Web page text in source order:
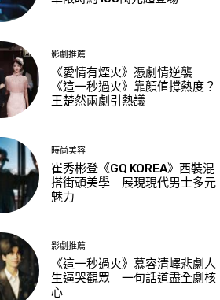
影劇推薦
《愛情有煙火》憑劇情逆襲
《這一秒過火》靠顏值撐熱度？
王楚然兩劇引熱議
時尚美容
崔秀彬登《GQ KOREA》西裝混
搭街頭美學 展現現代男士多元
魅力
影劇推薦
《這一秒過火》慕容清嶧悲劇人
生逼哭觀眾 一句話道盡全劇核
心